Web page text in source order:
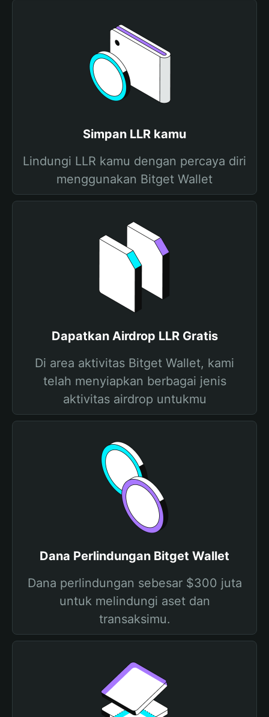
Simpan LLR kamu
Lindungi LLR kamu dengan percaya diri
menggunakan Bitget Wallet
Dapatkan Airdrop LLR Gratis
Di area aktivitas Bitget Wallet, kami
telah menyiapkan berbagai jenis
aktivitas airdrop untukmu
Dana Perlindungan Bitget Wallet
Dana perlindungan sebesar $300 juta
untuk melindungi aset dan
transaksimu.